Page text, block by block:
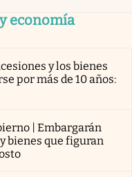
economía
y los bienes
por más de 10 años:
| Embargarán
bienes que figuran